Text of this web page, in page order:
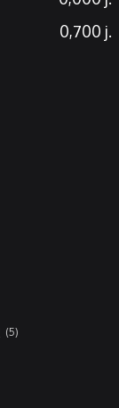
0,700 j.
55
produktů